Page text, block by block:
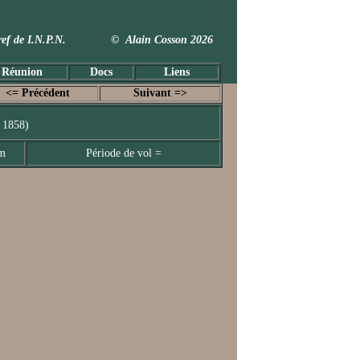
de I.N.P.N. © Alain Cosson 2026
Docs Liens
<= Précédent Suivant =>
1858)
Période de vol =